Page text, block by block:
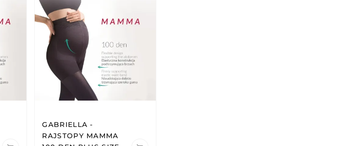
GABRIELLA -
RAJSTOPY MAMMA